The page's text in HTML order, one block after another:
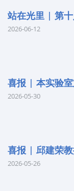
站在光里 | 第
2026-06-12
喜报 | 本实验
2026-05-30
喜报 | 邱建荣
2026-05-26